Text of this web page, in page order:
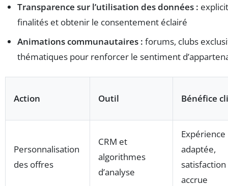
Transparence sur l’utilisation des données :
finalités et obtenir le consentement éclairé
Animations communautaires : forums, clubs
thématiques pour renforcer le sentiment
Action Outil Bénéfice
Personnalisation
des offres
CRM et
algorithmes
d’analyse
Expérience
adaptée,
satisfaction
accrue